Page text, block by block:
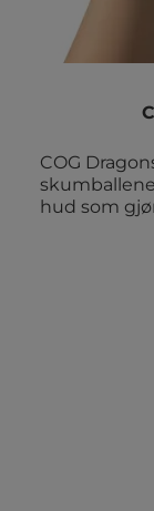
COG
hud som
istykker, og
lenger enn
Fantastisk
mulig å
Skumball